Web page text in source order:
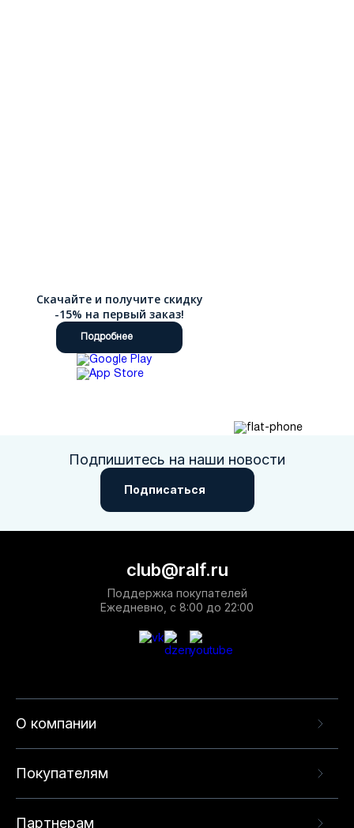
Скачайте и получите скидку
-15% на первый заказ!
Подробнее
Подпишитесь на наши новости
Подписаться
О компании
Покупателям
Партнерам
club@ralf.ru
Поддержка покупателей
Ежедневно, с 8:00 до 22:00